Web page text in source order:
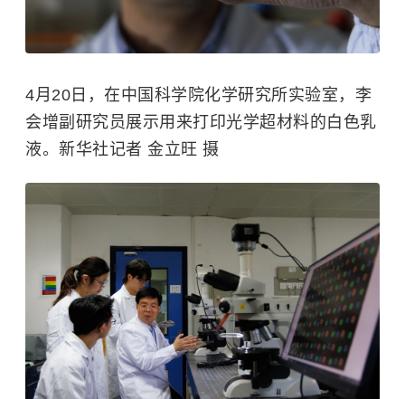
4月20日，在中国科学院化学研究所实验室，李
会增副研究员展示用来打印光学超材料的白色乳
液。新华社记者 金立旺 摄